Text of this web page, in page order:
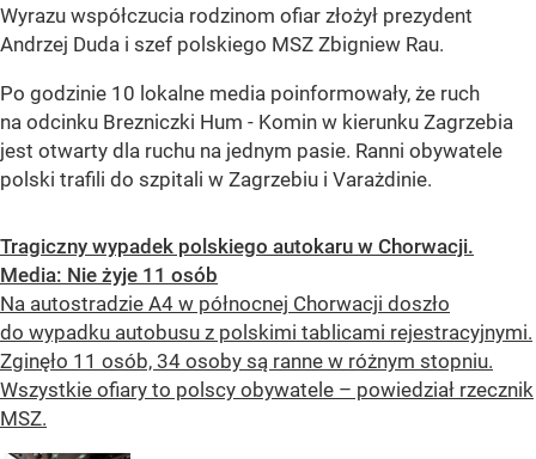
Wyrazu współczucia rodzinom ofiar złożył prezydent
Andrzej Duda i szef polskiego MSZ Zbigniew Rau.
Po godzinie 10 lokalne media poinformowały, że ruch
na odcinku Brezniczki Hum - Komin w kierunku Zagrzebia
jest otwarty dla ruchu na jednym pasie. Ranni obywatele
polski trafili do szpitali w Zagrzebiu i Varażdinie.
Tragiczny wypadek polskiego autokaru w Chorwacji.
Media: Nie żyje 11 osób
Na autostradzie A4 w północnej Chorwacji doszło
do wypadku autobusu z polskimi tablicami rejestracyjnymi.
Zginęło 11 osób, 34 osoby są ranne w różnym stopniu.
Wszystkie ofiary to polscy obywatele – powiedział rzecznik
MSZ.